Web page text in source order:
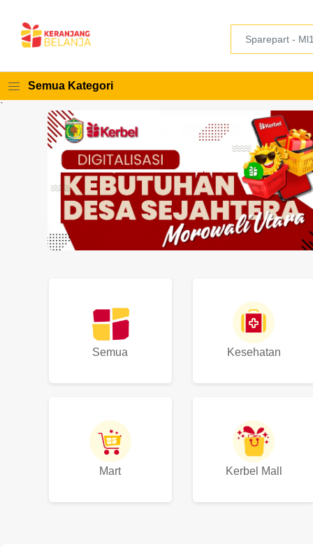
Semua Kategori
`
Semua Kesehatan
Mart Kerbel Mall